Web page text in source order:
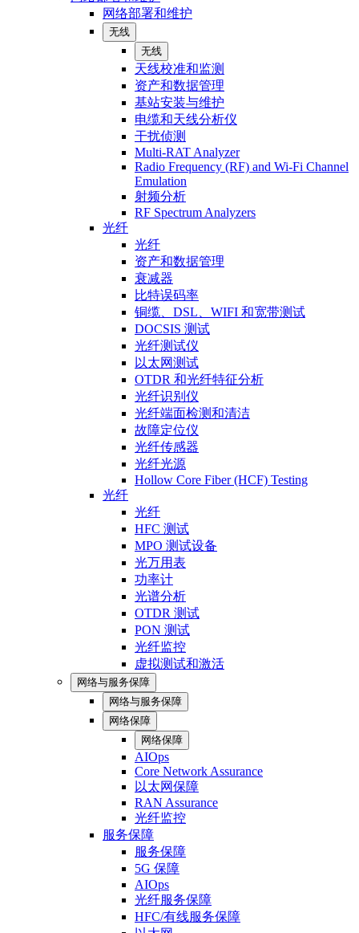
网络部署和维护
无线
无线
天线校准和监测
资产和数据管理
基站安装与维护
电缆和天线分析仪
干扰侦测
Multi-RAT Analyzer
Radio Frequency (RF) and Wi-Fi Channel
Emulation
射频分析
RF Spectrum Analyzers
光纤
光纤
资产和数据管理
衰减器
比特误码率
铜缆、DSL、WIFI 和宽带测试
DOCSIS 测试
光纤测试仪
以太网测试
OTDR 和光纤特征分析
光纤识别仪
光纤端面检测和清洁
故障定位仪
光纤传感器
光纤光源
Hollow Core Fiber (HCF) Testing
光纤
光纤
HFC 测试
MPO 测试设备
光万用表
功率计
光谱分析
OTDR 测试
PON 测试
光纤监控
虚拟测试和激活
网络与服务保障
网络与服务保障
网络保障
网络保障
AIOps
Core Network Assurance
以太网保障
RAN Assurance
光纤监控
服务保障
服务保障
5G 保障
AIOps
光纤服务保障
HFC/有线服务保障